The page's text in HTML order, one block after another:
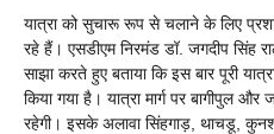
यात्रा को सुचारू रूप से चलाने के लिए
रहे हैं। एसडीएम निरमंड डॉ. जगदीप सिंह
साझा करते हुए बताया कि इस बार पूरी
किया गया है। यात्रा मार्ग पर बागीपुल
रहेगी। इसके अलावा सिंहगाड़, थाचडू,